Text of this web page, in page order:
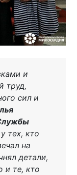
и
труд,
сил и
тех, кто
на
детали,
и те, кто